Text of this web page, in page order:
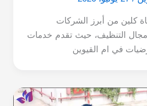
كلين من أبرز الشركات
التنظيف، حيث تقدم خدمات
في ام القيوين